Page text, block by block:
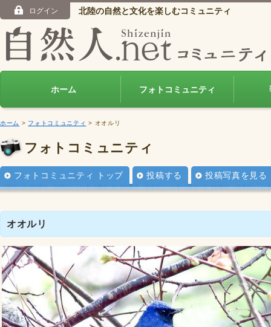
ログイン 北陸の自然と文化を楽しむコミュニティ
ホーム フォトコミュニティ
ホーム > フォトコミュニティ > オオルリ
フォトコミュニティ
フォトコミュニティ トップ 投稿する 投稿写真を見る
オオルリ